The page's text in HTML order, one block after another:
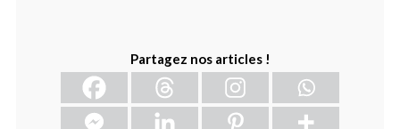
Partagez nos articles !